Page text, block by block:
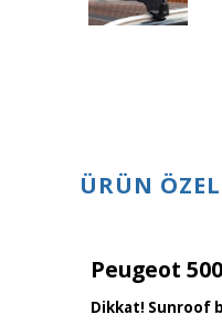
ÜRÜN
Peugeot
Dikkat! Sunroof